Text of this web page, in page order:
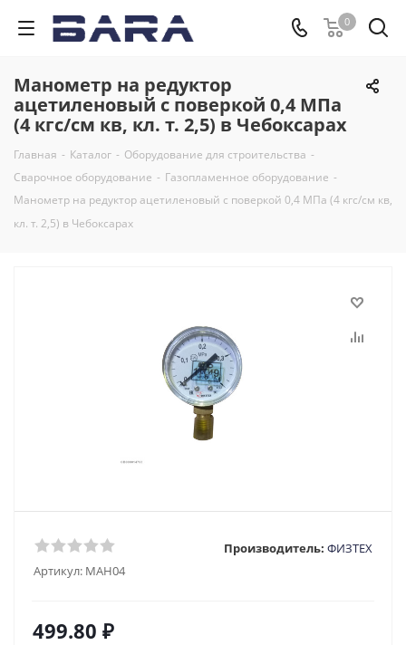
0
Манометр на редуктор
ацетиленовый с поверкой 0,4 МПа
(4 кгс/см кв, кл. т. 2,5) в Чебоксарах
Главная - Каталог - Оборудование для строительства -
Сварочное оборудование - Газопламенное оборудование -
Манометр на редуктор ацетиленовый с поверкой 0,4 МПа (4 кгс/см кв,
кл. т. 2,5) в Чебоксарах
Артикул: МАН04
Производитель: ФИЗТЕХ
499.80 ₽